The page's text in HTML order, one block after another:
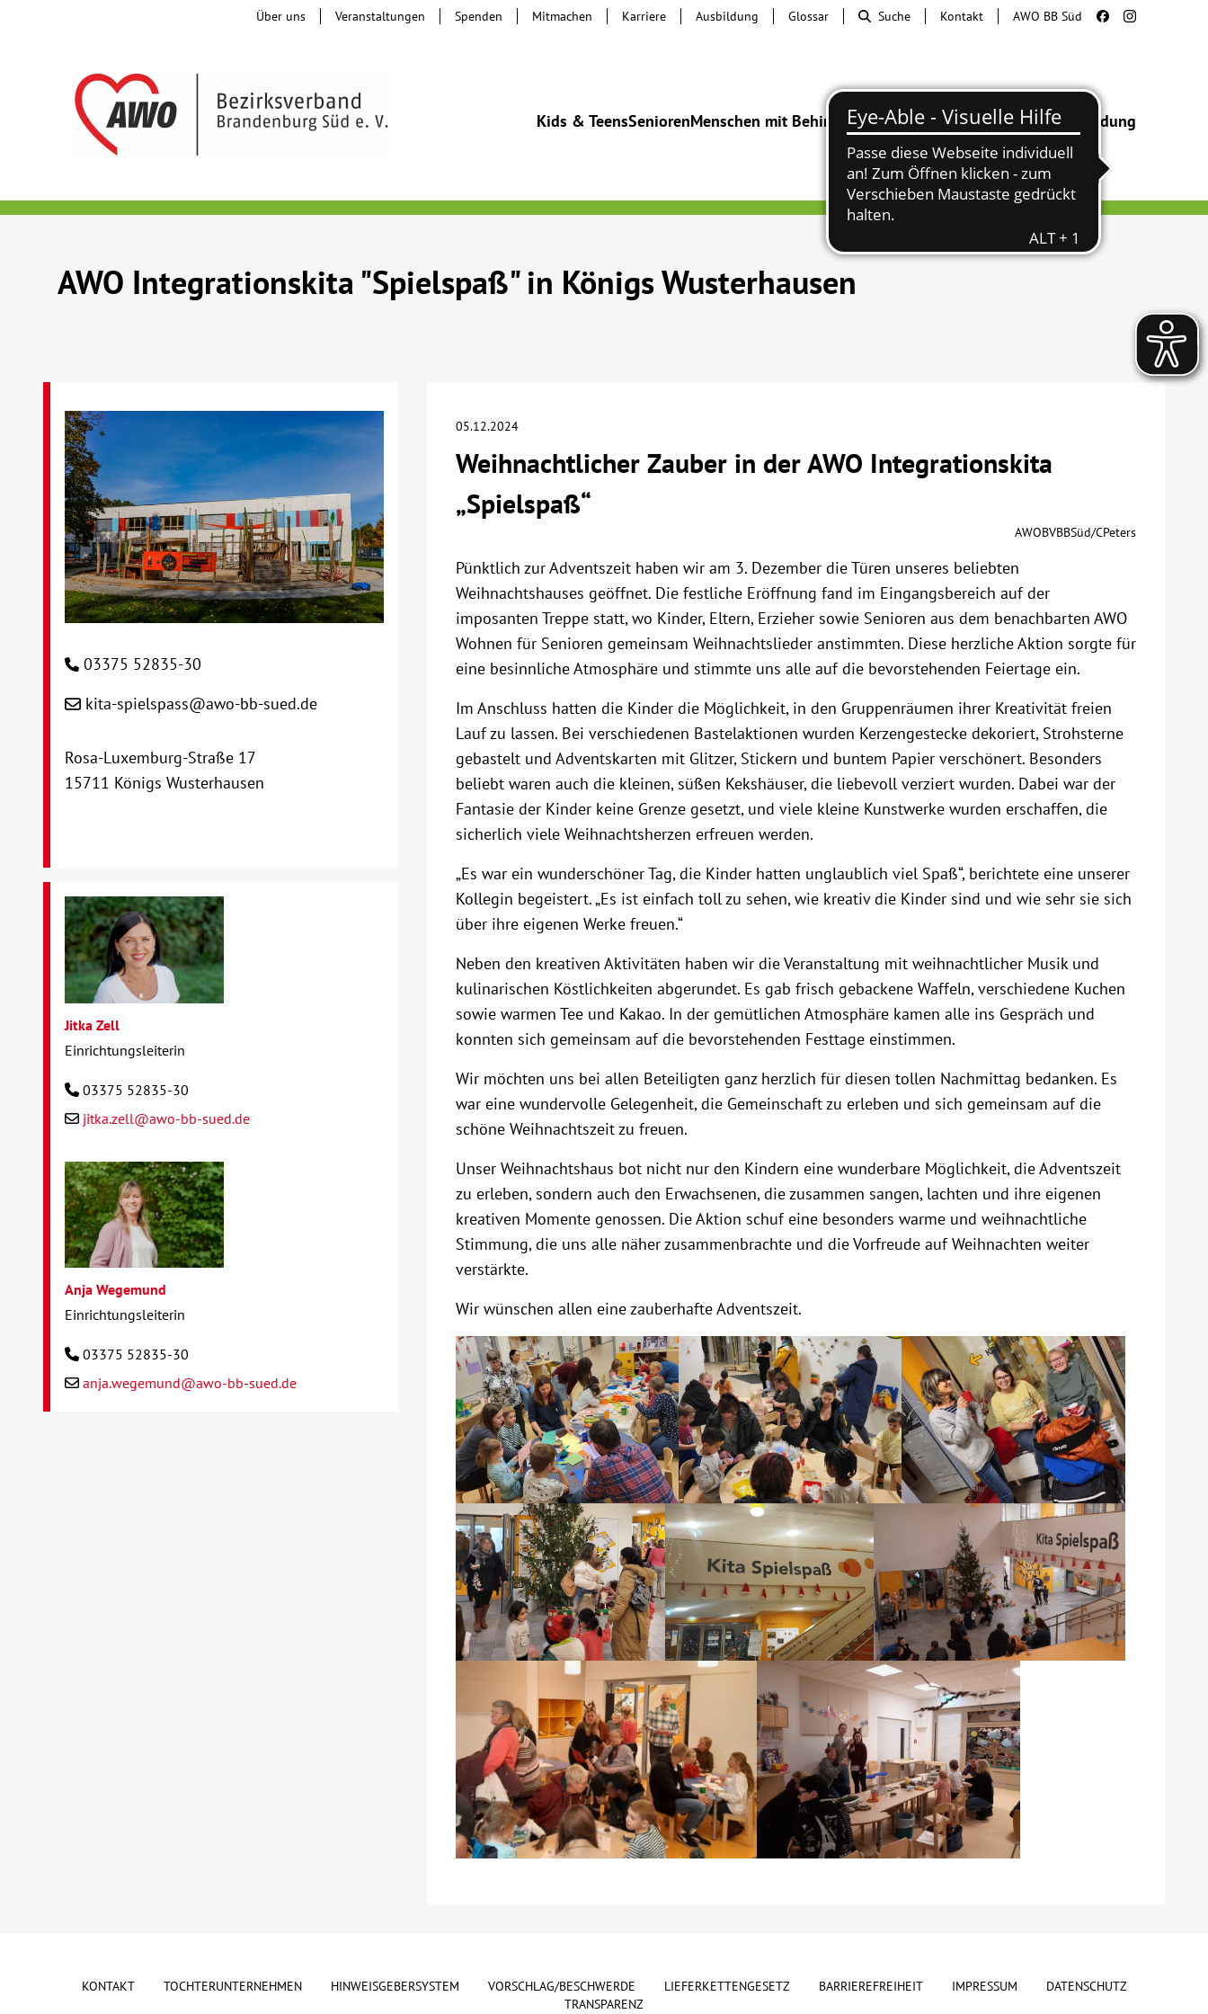
Kids & TeensSeniorenMenschen mit BehinderungBeratung & HilfeBegegnung Bildung
Über uns Veranstaltungen Spenden Mitmachen Karriere Ausbildung Glossar Suche Kontakt AWO BB Süd
AWO Integrationskita "Spielspaß" in Königs Wusterhausen
05.12.2024
Weihnachtlicher Zauber in der AWO Integrationskita
„Spielspaß“
AWOBVBBSüd/CPeters
Pünktlich zur Adventszeit haben wir am 3. Dezember die Türen unseres beliebten
Weihnachtshauses geöffnet. Die festliche Eröffnung fand im Eingangsbereich auf der
imposanten Treppe statt, wo Kinder, Eltern, Erzieher sowie Senioren aus dem benachbarten AWO
Wohnen für Senioren gemeinsam Weihnachtslieder anstimmten. Diese herzliche Aktion sorgte für
eine besinnliche Atmosphäre und stimmte uns alle auf die bevorstehenden Feiertage ein.
Im Anschluss hatten die Kinder die Möglichkeit, in den Gruppenräumen ihrer Kreativität freien
Lauf zu lassen. Bei verschiedenen Bastelaktionen wurden Kerzengestecke dekoriert, Strohsterne
gebastelt und Adventskarten mit Glitzer, Stickern und buntem Papier verschönert. Besonders
beliebt waren auch die kleinen, süßen Kekshäuser, die liebevoll verziert wurden. Dabei war der
Fantasie der Kinder keine Grenze gesetzt, und viele kleine Kunstwerke wurden erschaffen, die
sicherlich viele Weihnachtsherzen erfreuen werden.
„Es war ein wunderschöner Tag, die Kinder hatten unglaublich viel Spaß“, berichtete eine unserer
Kollegin begeistert. „Es ist einfach toll zu sehen, wie kreativ die Kinder sind und wie sehr sie sich
über ihre eigenen Werke freuen.“
Neben den kreativen Aktivitäten haben wir die Veranstaltung mit weihnachtlicher Musik und
kulinarischen Köstlichkeiten abgerundet. Es gab frisch gebackene Waffeln, verschiedene Kuchen
sowie warmen Tee und Kakao. In der gemütlichen Atmosphäre kamen alle ins Gespräch und
konnten sich gemeinsam auf die bevorstehenden Festtage einstimmen.
Wir möchten uns bei allen Beteiligten ganz herzlich für diesen tollen Nachmittag bedanken. Es
war eine wundervolle Gelegenheit, die Gemeinschaft zu erleben und sich gemeinsam auf die
schöne Weihnachtszeit zu freuen.
Unser Weihnachtshaus bot nicht nur den Kindern eine wunderbare Möglichkeit, die Adventszeit
zu erleben, sondern auch den Erwachsenen, die zusammen sangen, lachten und ihre eigenen
kreativen Momente genossen. Die Aktion schuf eine besonders warme und weihnachtliche
Stimmung, die uns alle näher zusammenbrachte und die Vorfreude auf Weihnachten weiter
verstärkte.
Wir wünschen allen eine zauberhafte Adventszeit.
03375 52835-30
kita-spielspass@awo-bb-sued.de
Rosa-Luxemburg-Straße 17
15711 Königs Wusterhausen
Jitka Zell
Einrichtungsleiterin
03375 52835-30
jitka.zell@awo-bb-sued.de
Anja Wegemund
Einrichtungsleiterin
03375 52835-30
anja.wegemund@awo-bb-sued.de
KONTAKT TOCHTERUNTERNEHMEN HINWEISGEBERSYSTEM VORSCHLAG/BESCHWERDE LIEFERKETTENGESETZ BARRIEREFREIHEIT IMPRESSUM
DATENSCHUTZ
TRANSPARENZ